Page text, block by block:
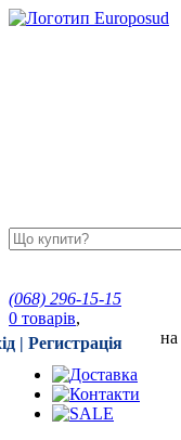
(068) 296-15-15
0 товарів,
на
| Регистрація